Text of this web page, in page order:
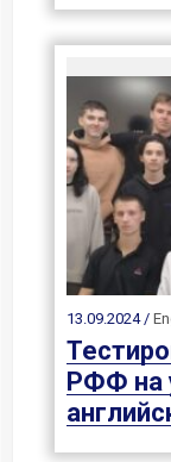
13.09.2024 /
РФФ на